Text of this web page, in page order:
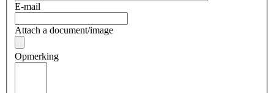
E-mail
Attach a document/image
Opmerking